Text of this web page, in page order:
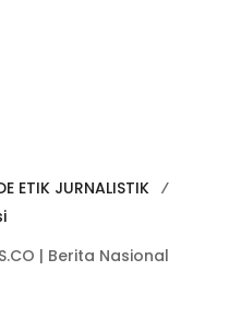
ETIK JURNALISTIK
| Berita Nasional